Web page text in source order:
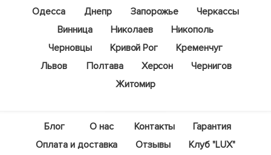
Одесса
Днепр Запорожье
Черкассы
Винница
Николаев
Никополь
Черновцы
Кривой Рог
Кременчуг
Львов
Полтава Херсон
Чернигов
Житомир
Блог О нас Контакты
Гарантия
Оплата и доставка
Отзывы
Клуб "LUX"